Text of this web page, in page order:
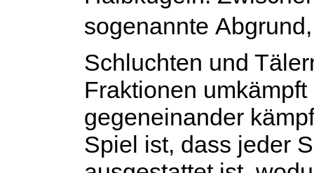
sogenannte
Schluchten und
Fraktionen
gegeneinander
Spiel ist, dass jeder